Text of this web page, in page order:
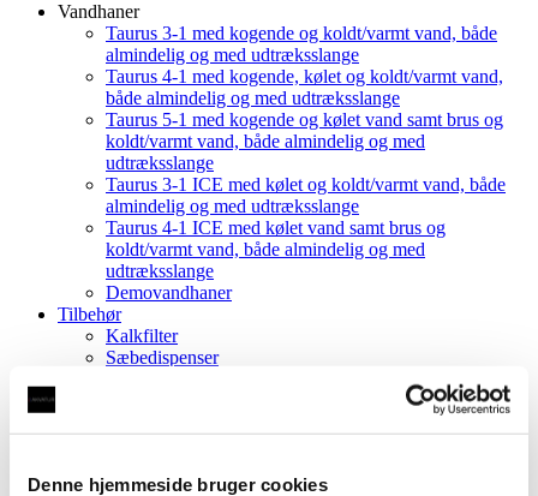
Denne hjemmeside bruger cookies
Vandhaner
Taurus 3-1 med kogende og koldt/varmt vand, både
almindelig og med udtræksslange
Taurus 4-1 med kogende, kølet og koldt/varmt vand,
både almindelig og med udtræksslange
Taurus 5-1 med kogende og kølet vand samt brus og
koldt/varmt vand, både almindelig og med
udtræksslange
Taurus 3-1 ICE med kølet og koldt/varmt vand, både
almindelig og med udtræksslange
Taurus 4-1 ICE med kølet vand samt brus og
koldt/varmt vand, både almindelig og med
udtræksslange
Demovandhaner
Tilbehør
Kalkfilter
Sæbedispenser